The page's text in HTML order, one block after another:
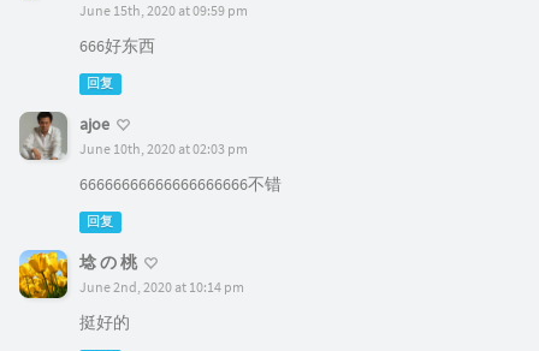
June 15th, 2020 at 09:59 pm
666好东西
回复
ajoe
June 10th, 2020 at 02:03 pm
66666666666666666666不错
回复
埝 の 桃
June 2nd, 2020 at 10:14 pm
挺好的